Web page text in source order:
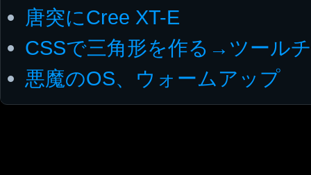
唐突にCree XT-E
CSSで三角形を作る→ツール
悪魔のOS、ウォームアップ